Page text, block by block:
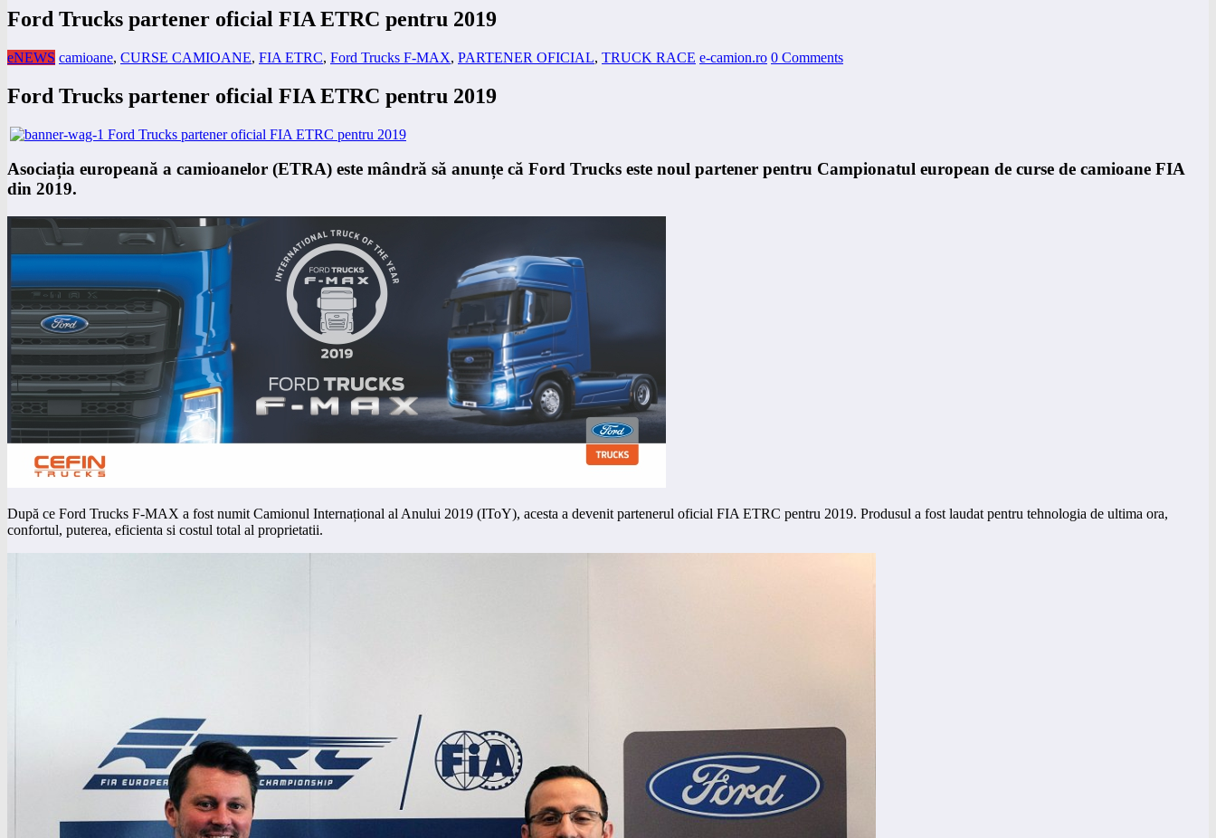
Ford Trucks partener oficial FIA ETRC pentru 2019
eNEWS camioane, CURSE CAMIOANE, FIA ETRC, Ford Trucks F-MAX, PARTENER OFICIAL, TRUCK RACE e-camion.ro 0 Comments
Ford Trucks partener oficial FIA ETRC pentru 2019
Asociația europeană a camioanelor (ETRA) este mândră să anunțe că Ford Trucks este noul partener pentru Campionatul european de curse de camioane FIA ​​
din 2019.
După ce Ford Trucks F-MAX a fost numit Camionul Internațional al Anului 2019 (IToY), acesta a devenit partenerul oficial FIA ETRC pentru 2019. Produsul a fost laudat pentru tehnologia de ultima ora,
confortul, puterea, eficienta si costul total al proprietatii.